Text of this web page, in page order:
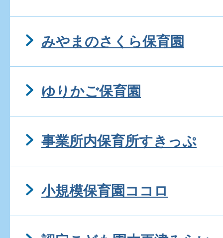
みやまのさくら保育園
ゆりかご保育園
事業所内保育所すきっぷ
小規模保育園ココロ